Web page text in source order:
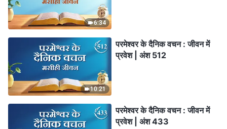
6:34
10:21
परमेश्वर के दैनिक वचन : जीवन में
प्रवेश | अंश 512
परमेश्वर के दैनिक वचन : जीवन में
प्रवेश | अंश 433